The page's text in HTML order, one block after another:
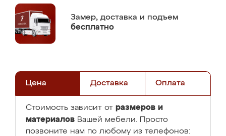
Замер, доставка и подъем
бесплатно
Цена Доставка Оплата
Стоимость зависит от размеров и
материалов Вашей мебели. Просто
позвоните нам по любому из телефонов: